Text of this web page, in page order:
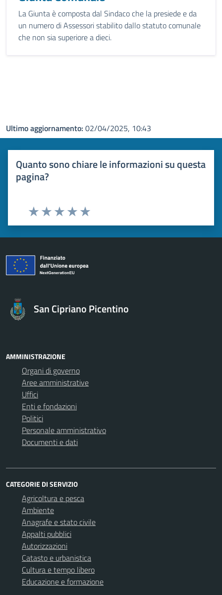
La Giunta è composta dal Sindaco che la presiede e da
un numero di Assessori stabilito dallo statuto comunale
che non sia superiore a dieci.
Ultimo aggiornamento: 02/04/2025, 10:43
Quanto sono chiare le informazioni su questa
pagina?
Valuta 5 stelle su 5
Valuta 4 stelle su 5
Valuta 3 stelle su 5
Valuta 2 stelle su 5
Valuta 1 stelle su 5
San Cipriano Picentino
AMMINISTRAZIONE
Organi di governo
Aree amministrative
Uffici
Enti e fondazioni
Politici
Personale amministrativo
Documenti e dati
CATEGORIE DI SERVIZIO
Agricoltura e pesca
Ambiente
Anagrafe e stato civile
Appalti pubblici
Autorizzazioni
Catasto e urbanistica
Cultura e tempo libero
Educazione e formazione